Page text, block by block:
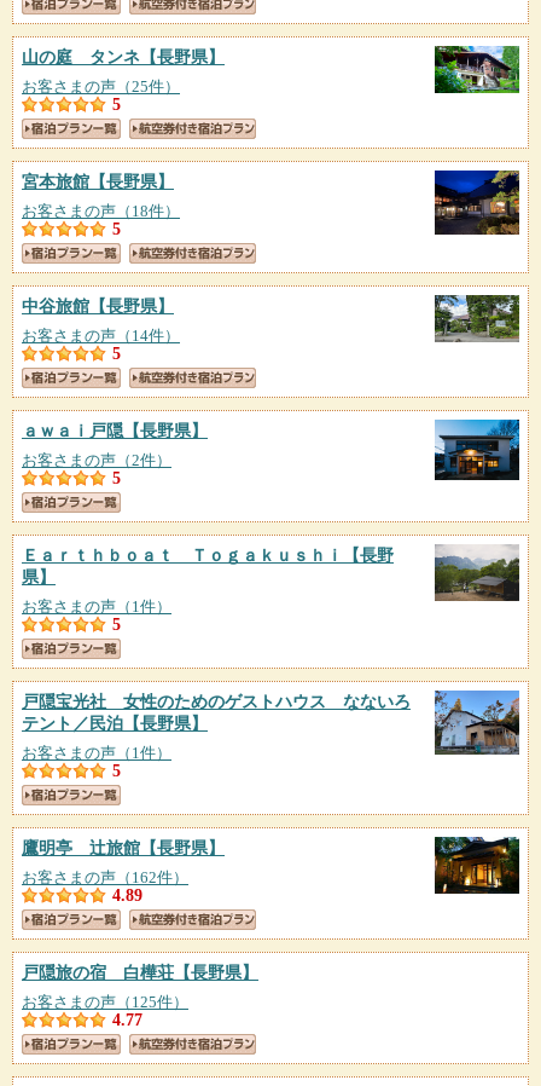
山の庭 タンネ 【長野県】
お客さまの声（25件）
5
宮本旅館 【長野県】
お客さまの声（18件）
5
中谷旅館 【長野県】
お客さまの声（14件）
5
ａｗａｉ戸隠 【長野県】
お客さまの声（2件）
5
Ｅａｒｔｈｂｏａｔ Ｔｏｇａｋｕｓｈｉ
【長野
県】
お客さまの声（1件）
5
戸隠宝光社 女性のためのゲストハウス なないろ
テント／民泊 【長野県】
お客さまの声（1件）
5
鷹明亭 辻旅館 【長野県】
お客さまの声（162件）
4.89
戸隠旅の宿 白樺荘 【長野県】
お客さまの声（125件）
4.77